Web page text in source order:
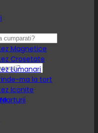
Magnetice
Crosetate
Lumanari
ma la tort
Iconite